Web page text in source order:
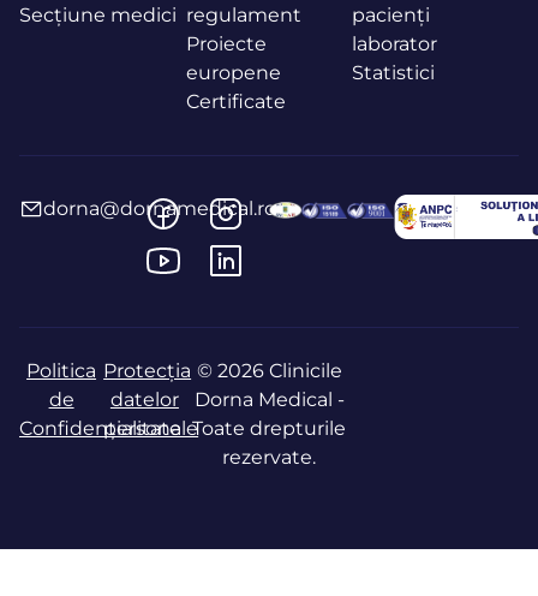
Secțiune medici regulament
Proiecte
europene
Certificate
pacienți
laborator
Statistici
dorna@dornamedical.ro
Politica
de
Confidențialitate
Protecția
datelor
personale
© 2026 Clinicile
Dorna Medical -
Toate drepturile
rezervate.